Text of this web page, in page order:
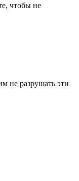
чтобы не
не разрушать эти